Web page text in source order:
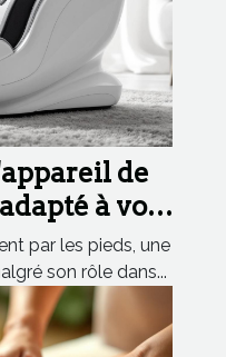
de
à vos
par les pieds, une
son rôle dans...